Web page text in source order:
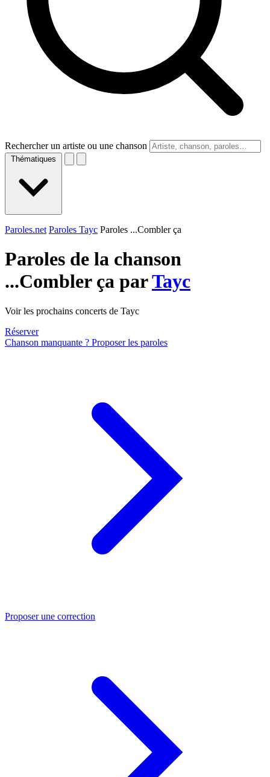
Rechercher un artiste ou une chanson
Thématiques
Paroles.net Paroles Tayc Paroles ...Combler ça
Paroles de la chanson
...Combler ça parTayc
Voir les prochains concerts de Tayc
Réserver
Chanson manquante ? Proposer les paroles
Proposer une correction